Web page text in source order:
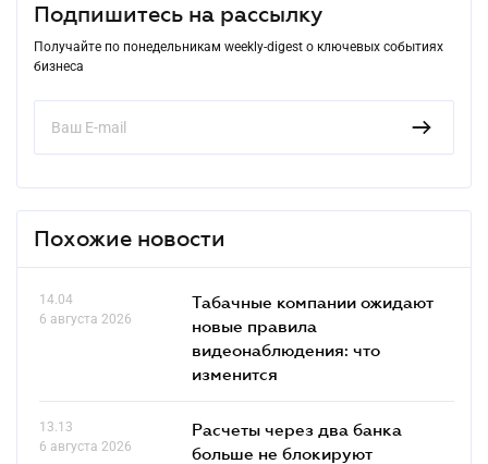
Подпишитесь на рассылку
Получайте по понедельникам weekly-digest о ключевых событиях
бизнеса
Похожие новости
14.04
6 августа 2026
Табачные компании ожидают
новые правила
видеонаблюдения: что
изменится
13.13
6 августа 2026
Расчеты через два банка
больше не блокируют